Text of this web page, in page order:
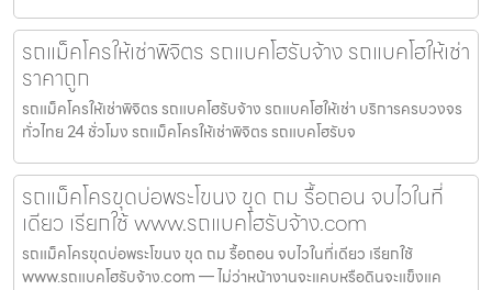
รถแม็คโครให้เช่าพิจิตร รถแบคโฮรับจ้าง รถแบคโฮให้เช่า
ราคาถูก
รถแม็คโครให้เช่าพิจิตร รถแบคโฮรับจ้าง รถแบคโฮให้เช่า บริการครบวงจร
ทั่วไทย 24 ชั่วโมง รถแม็คโครให้เช่าพิจิตร รถแบคโฮรับจ
รถแม็คโครขุดบ่อพระโขนง ขุด ถม รื้อถอน จบไวในที่
เดียว เรียกใช้ www.รถแบคโฮรับจ้าง.com
รถแม็คโครขุดบ่อพระโขนง ขุด ถม รื้อถอน จบไวในที่เดียว เรียกใช้
www.รถแบคโฮรับจ้าง.com — ไม่ว่าหน้างานจะแคบหรือดินจะแข็งแค